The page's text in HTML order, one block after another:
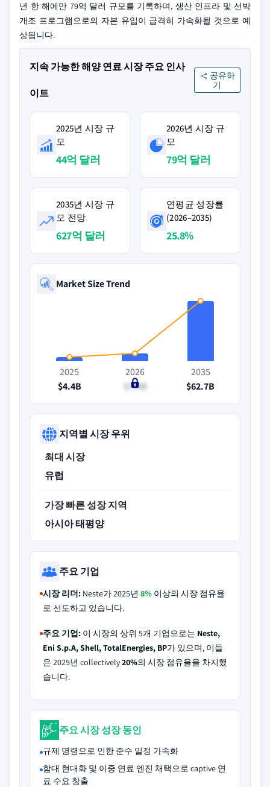
년 한 해에만 79억 달러 규모를 기록하며, 생산 인프라 및 선박
개조 프로그램으로의 자본 유입이 급격히 가속화될 것으로 예
상됩니다.
지속 가능한 해양 연료 시장 주요 인사
이트
공유하
기
2025년 시장 규
모
44억 달러
2026년 시장 규
모
79억 달러
2035년 시장 규
모 전망
627억 달러
연평균 성장률
(2026–2035)
25.8%
Market Size Trend
2025
$4.4B
2026
$7.9B
2035
$62.7B
지역별 시장 우위
최대 시장
유럽
가장 빠른 성장 지역
아시아 태평양
주요 기업
시장 리더: Neste가 2025년 8% 이상의 시장 점유율
로 선도하고 있습니다.
주요 기업: 이 시장의 상위 5개 기업으로는 Neste,
Eni S.p.A, Shell, TotalEnergies, BP가 있으며, 이들
은 2025년 collectively20%의 시장 점유율을 차지했
습니다.
주요 시장 성장 동인
규제 명령으로 인한 준수 일정 가속화
함대 현대화 및 이중 연료 엔진 채택으로 captive 연
료 수요 창출